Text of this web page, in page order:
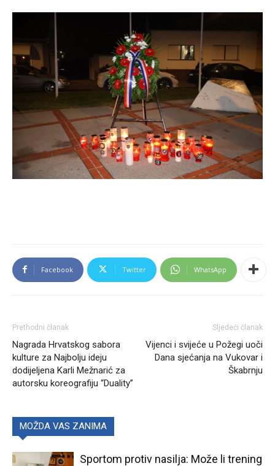
Facebook Twitter WhatsApp
Prethodni članak
Nagrada Hrvatskog sabora
kulture za Najbolju ideju
dodijeljena Karli Mežnarić za
autorsku koreografiju “Duality”
Sljedeći članak
Vijenci i svijeće u Požegi uoči
Dana sjećanja na Vukovar i
Škabrnju
MOŽDA VAS ZANIMA
Sportom protiv nasilja: Može li trening